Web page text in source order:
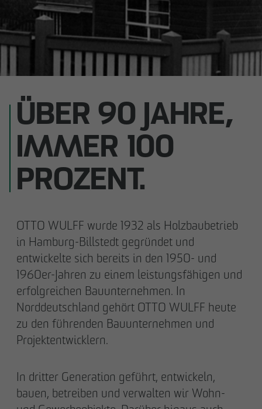
ÜBER 90 JAHRE,
IMMER 100
PROZENT.
OTTO WULFF wurde 1932 als Holzbaubetrieb
in Hamburg-Billstedt gegründet und
entwickelte sich bereits in den 1950- und
1960er-Jahren zu einem leistungsfähigen und
erfolgreichen Bauunternehmen. In
Norddeutschland gehört OTTO WULFF heute
zu den führenden Bauunternehmen und
Projektentwicklern.
In dritter Generation geführt, entwickeln,
bauen, betreiben und verwalten wir Wohn-